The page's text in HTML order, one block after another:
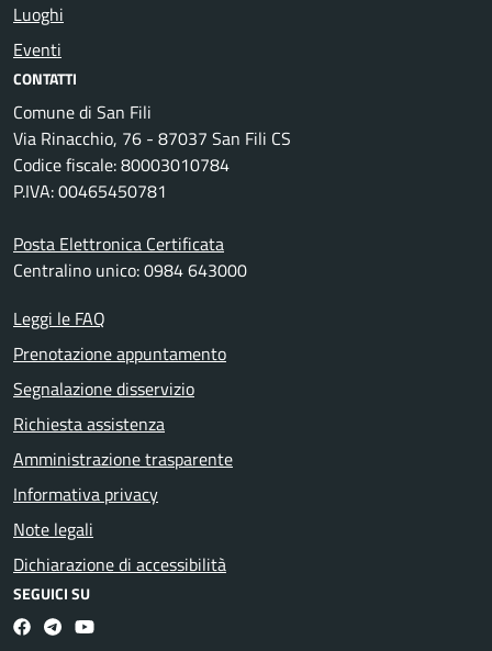
Luoghi
Eventi
CONTATTI
Comune di San Fili
Via Rinacchio, 76 - 87037 San Fili CS
Codice fiscale: 80003010784
P.IVA: 00465450781
Posta Elettronica Certificata
Centralino unico: 0984 643000
Leggi le FAQ
Prenotazione appuntamento
Segnalazione disservizio
Richiesta assistenza
Amministrazione trasparente
Informativa privacy
Note legali
Dichiarazione di accessibilità
SEGUICI SU
Facebook
TelegramYoutube